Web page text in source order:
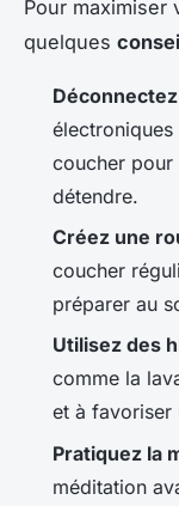
Pour
quelques
électroniques
coucher pour
détendre.
Créez une
coucher
préparer au
Utilisez des
comme la
et à favoriser
Pratiquez la
méditation